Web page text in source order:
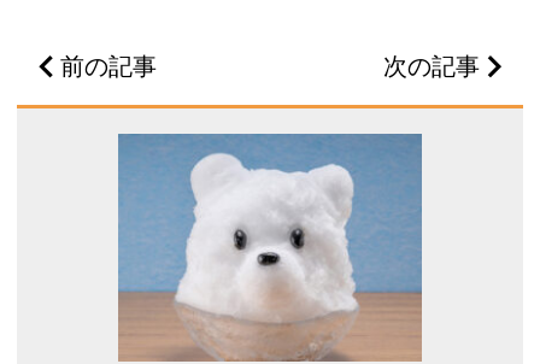
前の記事 次の記事